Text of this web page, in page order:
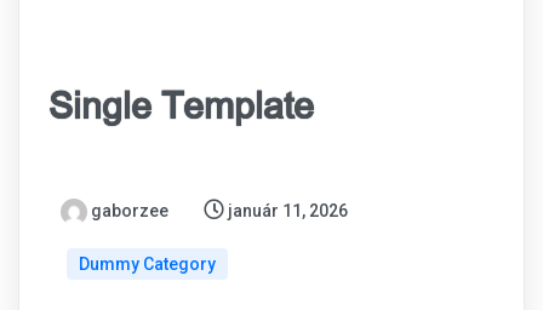
Single Template
gaborzee január 11, 2026
Dummy Category